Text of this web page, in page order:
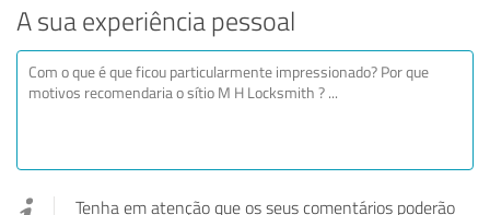
A sua experiência pessoal
Tenha em atenção que os seus comentários poderão